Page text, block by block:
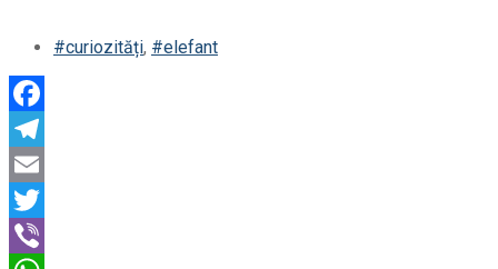
#curiozități, #elefant